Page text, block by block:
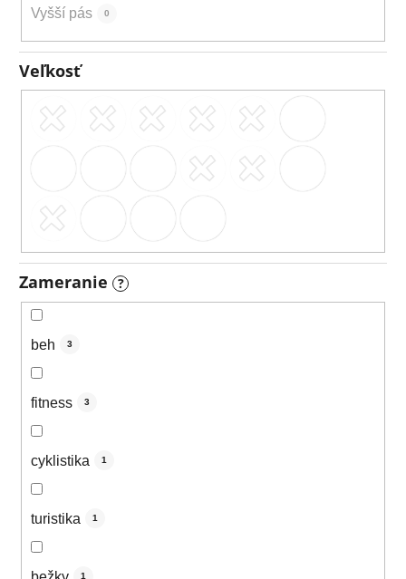
Vyšší pás 0
Veľkosť
Zameranie ?
beh 3
fitness 3
cyklistika 1
turistika 1
1